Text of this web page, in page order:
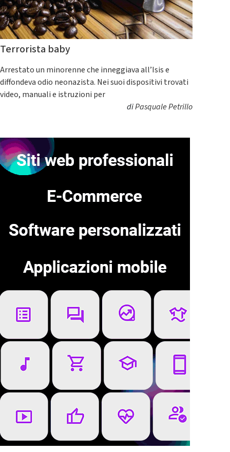
Terrorista baby
Arrestato un minorenne che inneggiava all’Isis e
diffondeva odio neonazista. Nei suoi dispositivi trovati
video, manuali e istruzioni per
diPasquale Petrillo